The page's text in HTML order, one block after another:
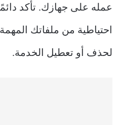
عمله على جهازك. تأكد
احتياطية من ملفاتك
لحذف أو تعطيل الخدمة.